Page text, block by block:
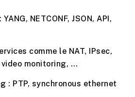
NETCONF, JSON, API,
comme le NAT, IPsec,
video monitoring, …
: PTP, synchronous ethernet